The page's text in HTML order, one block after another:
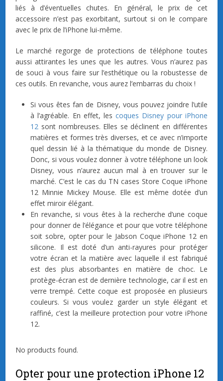
liés à d’éventuelles chutes. En général, le prix de cet
accessoire n’est pas exorbitant, surtout si on le compare
avec le prix de l’iPhone lui-même.
Le marché regorge de protections de téléphone toutes
aussi attirantes les unes que les autres. Vous n’aurez pas
de souci à vous faire sur l’esthétique ou la robustesse de
ces outils. En revanche, vous aurez l’embarras du choix !
Si vous êtes fan de Disney, vous pouvez joindre l’utile
à l’agréable. En effet, lescoques Disney pour iPhone
12 sont nombreuses. Elles se déclinent en différentes
matières et formes très diverses, et ce avec n’importe
quel dessin lié à la thématique du monde de Disney.
Donc, si vous voulez donner à votre téléphone un look
Disney, vous n’aurez aucun mal à en trouver sur le
marché. C’est le cas du TN cases Store Coque iPhone
12 Minnie Mickey Mouse. Elle est même dotée d’un
effet miroir élégant.
En revanche, si vous êtes à la recherche d’une coque
pour donner de l’élégance et pour que votre téléphone
soit sobre, opter pour le Jabson Coque iPhone 12 en
silicone. Il est doté d’un anti-rayures pour protéger
votre écran et la matière avec laquelle il est fabriqué
est des plus absorbantes en matière de choc. Le
protège-écran est de dernière technologie, car il est en
verre trempé. Cette coque est proposée en plusieurs
couleurs. Si vous voulez garder un style élégant et
raffiné, c’est la meilleure protection pour votre iPhone
12.
No products found.
Opter pour une protection iPhone 12